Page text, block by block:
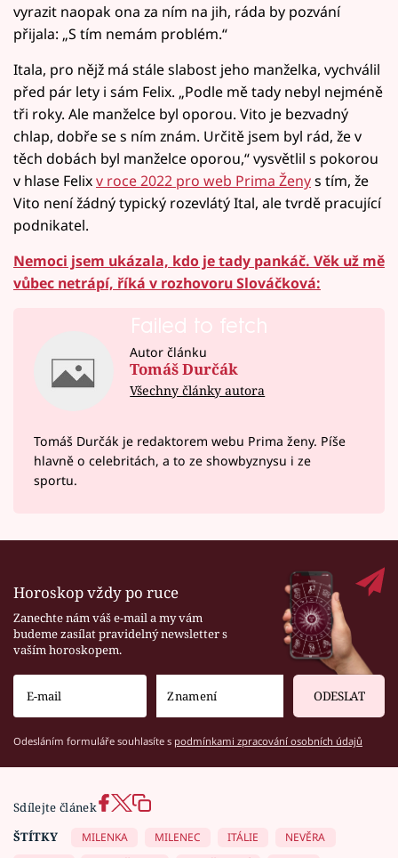
vyrazit naopak ona za ním na jih, ráda by pozvání
přijala: „S tím nemám problém.“
Itala, pro nějž má stále slabost jeho manželka, vychválil
před pár lety i sám Felix. „Podle mě tady nebyl nejméně
tři roky. Ale manželce byl oporou. Vito je bezvadný
chlap, dobře se s ním znám. Určitě jsem byl rád, že v
těch dobách byl manželce oporou,“ vysvětlil s pokorou
v hlase Felixv roce 2022 pro web Prima Ženys tím, že
Vito není žádný typický rozevlátý Ital, ale tvrdě pracující
podnikatel.
Nemoci jsem ukázala, kdo je tady pankáč. Věk už mě
vůbec netrápí, říká v rozhovoru Slováčková:
Failed to fetch
Autor článku
Tomáš Durčák
Všechny články autora
Tomáš Durčák je redaktorem webu Prima ženy. Píše
hlavně o celebritách, a to ze showbyznysu i ze
sportu.
Horoskop vždy po ruce
Zanechte nám váš e-mail a my vám
budeme zasílat pravidelný newsletter s
vaším horoskopem.
ODESLAT
Odesláním formuláře souhlasíte s podmínkami zpracování osobních údajů
Sdílejte článek
ŠTÍTKY
MILENKA MILENEC ITÁLIE
NEVĚRA